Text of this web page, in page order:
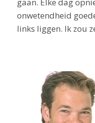
onwetendheid
links liggen. Ik zou